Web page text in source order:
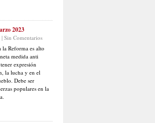
2023
Sin Comentarios
la Reforma es alto
medida anti
expresión
la lucha y en el
Debe ser
populares en la